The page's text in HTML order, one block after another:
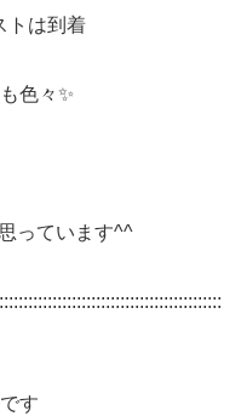
トは到着
色々✨
っています^^
す